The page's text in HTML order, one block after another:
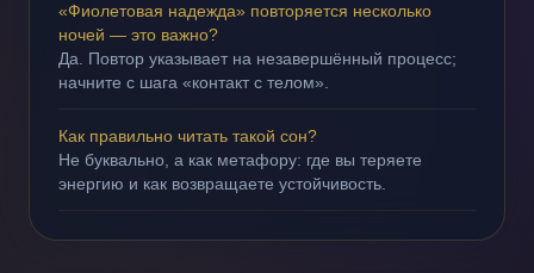
«Фиолетовая надежда» повторяется несколько
ночей — это важно?
Да. Повтор указывает на незавершённый процесс;
начните с шага «контакт с телом».
Как правильно читать такой сон?
Не буквально, а как метафору: где вы теряете
энергию и как возвращаете устойчивость.